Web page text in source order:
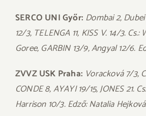
SERCO UNI Győr: Dombai 2,
12/3, TELENGA 11, KISS V. 14/3.
Goree, GARBIN 13/9, Angyal 12/6.
ZVVZ USK Praha: Voracková 7/3,
CONDE 8, AYAYI 19/15, JONES 21.
Harrison 10/3. Edző: Natalia